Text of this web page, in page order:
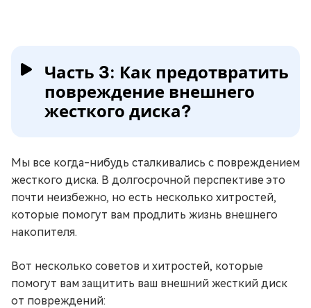
Часть 3: Как предотвратить
повреждение внешнего
жесткого диска?
Мы все когда-нибудь сталкивались с повреждением
жесткого диска. В долгосрочной перспективе это
почти неизбежно, но есть несколько хитростей,
которые помогут вам продлить жизнь внешнего
накопителя.
Вот несколько советов и хитростей, которые
помогут вам защитить ваш внешний жесткий диск
от повреждений: